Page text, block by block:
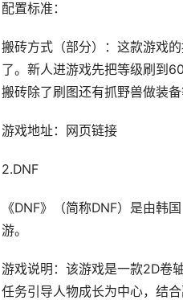
配置标准：
搬砖方式（部分）：这款游戏
了。新人进游戏先把等级刷到
搬砖除了刷图还有抓野兽做装
游戏地址：网页链接
2.DNF
《DNF》（简称DNF）是由韩
游。
游戏说明：该游戏是一款2D卷
任务引导人物成长为中心，结